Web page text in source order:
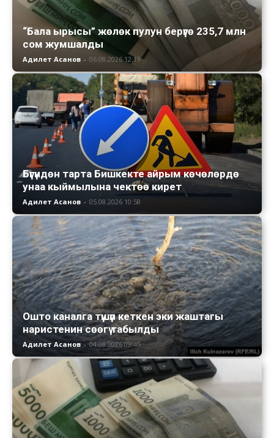
“Бала ырысы” жөлөк пулун берүүгө 235,7 млн
сом жумшалды
Адилет Асанов - 06.08.2026 12:19
Бүгүндөн тарта Бишкекте айрым көчөлөрдө
унаа кыймылына чектөө кирет
Адилет Асанов - 05.08.2026 10:58
Ошто каналга түшүп кеткен эки жаштагы
наристенин сөөгү табылды
Адилет Асанов - 04.08.2026 09:45